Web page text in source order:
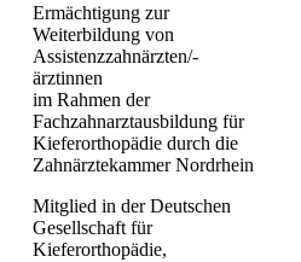
Ermächtigung zur
Weiterbildung von
Assistenzzahnärzten/-
ärztinnen
im Rahmen der
Fachzahnarztausbildung für
Kieferorthopädie durch die
Zahnärztekammer Nordrhein
Mitglied in der Deutschen
Gesellschaft für
Kieferorthopädie,